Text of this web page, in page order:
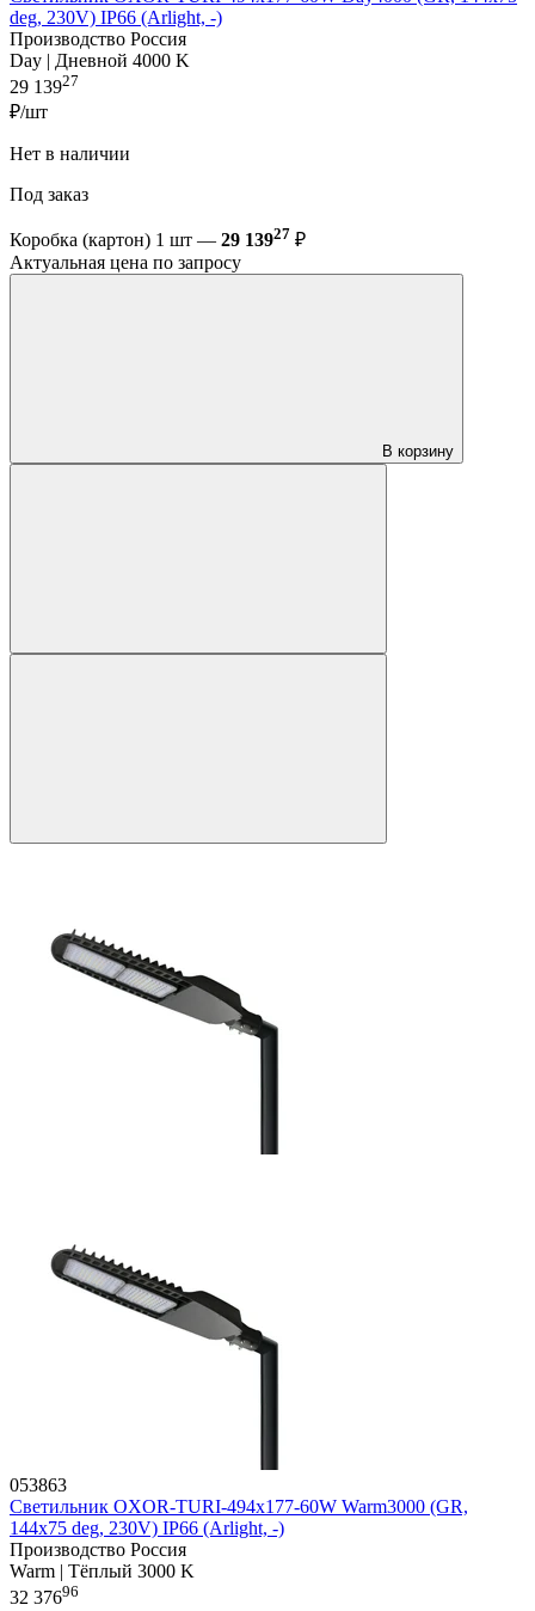
deg, 230V) IP66 (Arlight, -)
Производство Россия
Day | Дневной 4000 K
29 13927
₽/шт
Нет в наличии
Под заказ
Коробка (картон) 1 шт — 29 13927 ₽
Актуальная цена по запросу
В корзину
053863
Светильник OXOR-TURI-494х177-60W Warm3000 (GR,
144x75 deg, 230V) IP66 (Arlight, -)
Производство Россия
Warm | Тёплый 3000 K
32 37696